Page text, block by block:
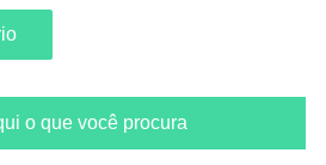
o que você procura